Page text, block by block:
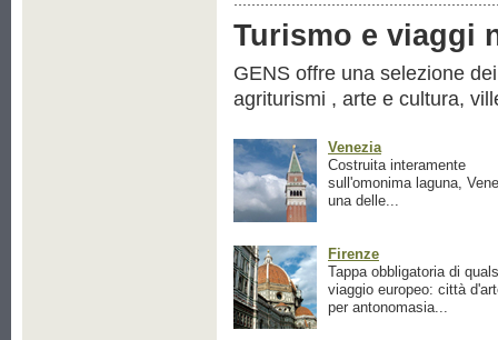
Turismo e viaggi
GENS offre una selezione
agriturismi , arte e cultura,
Venezia
Costruita interamente
sull'omonima laguna,
una delle...
Firenze
Tappa obbligatoria di
viaggio europeo: città
per antonomasia...